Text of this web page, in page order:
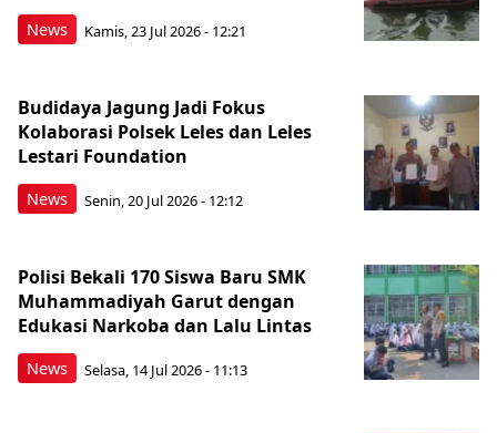
News Kamis, 23 Jul 2026 - 12:21
News
Budidaya Jagung Jadi Fokus
Kolaborasi Polsek Leles dan Leles
Lestari Foundation
Senin, 20 Jul 2026 - 12:12
News
Polisi Bekali 170 Siswa Baru SMK
Muhammadiyah Garut dengan
Edukasi Narkoba dan Lalu Lintas
Selasa, 14 Jul 2026 - 11:13